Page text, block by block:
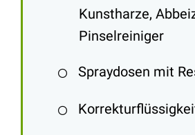
Kunstharze,
Pinselreiniger
Spraydosen mit